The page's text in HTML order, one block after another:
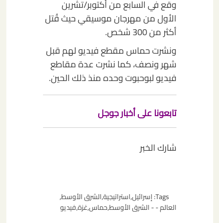
وقع في السابع من أكتوبر/تشرين
الأول من مهرجان موسيقي حيث قُتل
أكثر من 300 شخص.
ونشرت حماس مقطع فيديو لهم قبل
شهر ونصف، كما نشرت عدة مقاطع
فيديو لبوحبوت وحده منذ ذلك الحين.
تابعونا على أخبار جوجل
شارك الخبر
Tags: إسرائيل,استراتيجية,الشرق الأوسط,
العالم - - الشرق الأوسط,حماس,غزة,فيديو